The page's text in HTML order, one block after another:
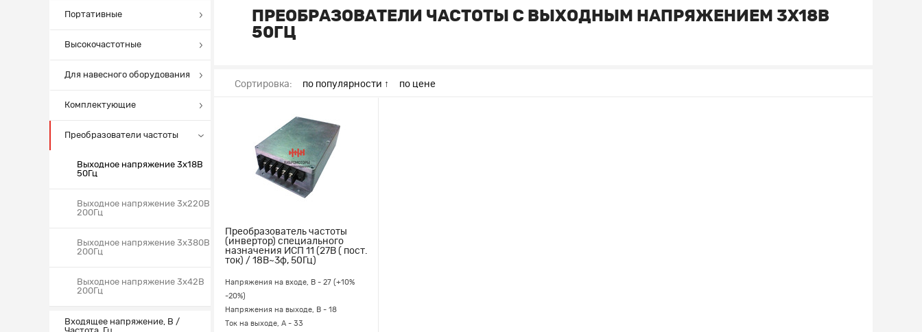
Портативные
Высокочастотные
Для навесного оборудования
Комплектующие
Преобразователи частоты
Выходное напряжение 3x18В
50Гц
Выходное напряжение 3x220В
200Гц
Выходное напряжение 3x380В
200Гц
Выходное напряжение 3x42В
200Гц
Входящее напряжение, В /
ПРЕОБРАЗОВАТЕЛИ ЧАСТОТЫ С ВЫХОДНЫМ НАПРЯЖЕНИЕМ 3X18В
50ГЦ
Сортировка: по популярности ↑ по цене
Преобразователь частоты
(инвертор) специального
назначения ИСП 11 (27В ( пост.
ток) / 18В~3ф, 50Гц)
Напряжения на входе, В - 27 (+10%
-20%)
Напряжения на выходе, В - 18
Ток на выходе, А - 33